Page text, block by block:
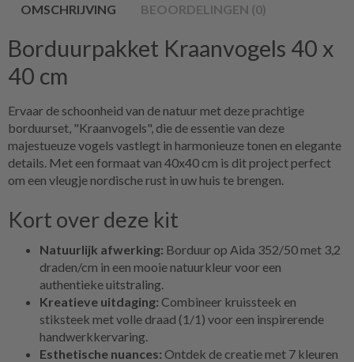
OMSCHRIJVING BEOORDELINGEN (0)
Borduurpakket Kraanvogels 40 x
40 cm
Ervaar de schoonheid van de natuur met deze prachtige
borduurset, "Kraanvogels", die de essentie van deze
majestueuze vogels vastlegt in harmonieuze tonen en elegante
details. Met een formaat van 40x40 cm is dit project perfect
om een vleugje nordische rust in uw huis te brengen.
Kort over deze kit
Natuurlijk afwerking: Borduur op Aida 352/50 met 3,2
draden/cm in een mooie natuurkleur voor een
authentieke uitstraling.
Kreatieve uitdaging: Combineer kruissteek en
stiksteek met volle draad (1/1) voor een inspirerende
handwerkkervaring.
Esthetische nuances: Ontdek de creatie met 7 kleuren